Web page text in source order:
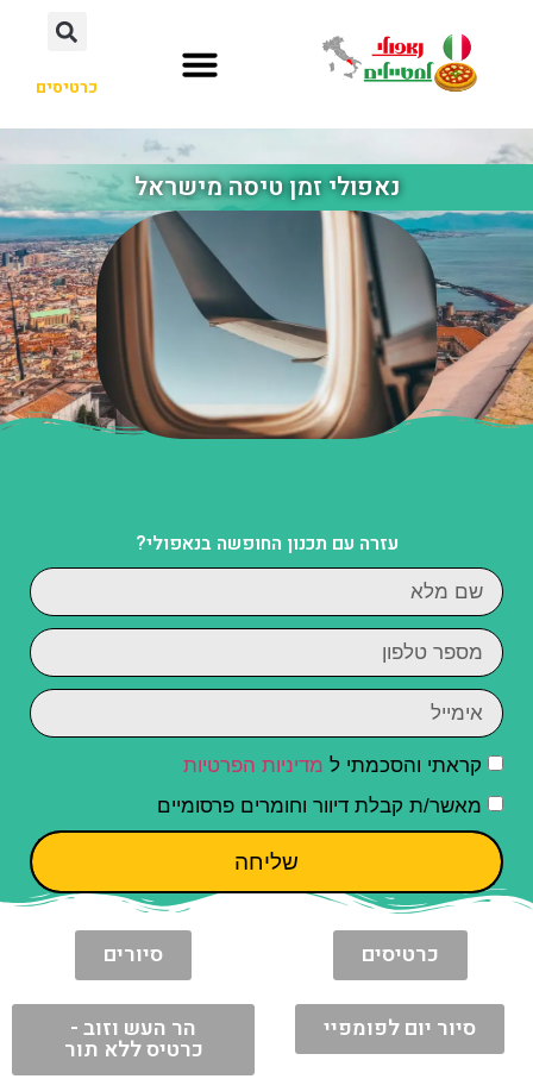
כרטיסים
נאפולי זמן טיסה מישראל
עזרה עם תכנון החופשה בנאפולי?
קראתי והסכמתי ל מדיניות הפרטיות
מאשר/ת קבלת דיוור וחומרים פרסומיים
שליחה
כרטיסים סיורים
סיור יום לפומפיי הר העש וזוב -
כרטיס ללא תור